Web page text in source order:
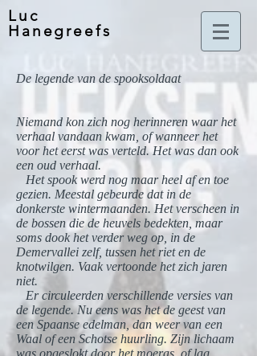
Luc
Hanegreefs
De legende van de spooksoldaat
Niemand kon zich nog herinneren waar het
verhaal vandaan kwam, of wanneer het
voor het eerst was verteld. Het was dan ook
een oud verhaal.
Het spook werd nog maar heel af en toe
gezien. Meestal gebeurde dat in de
donkerste wintermaanden. Het verscheen in
de bossen die de heuvels bedekten, maar
soms dook het verder weg op, in de
Demervallei zelf, tussen het riet en de
knotwilgen. Vaak vertoonde het zich jaren
niet.
Er circuleerden verschillende versies van
de legende. Nu eens was het de geest van
een Spaanse edelman, dan weer van een
Waal of een Schotse huurling. Zijn lichaam
was opgeslokt door het moeras, of lag